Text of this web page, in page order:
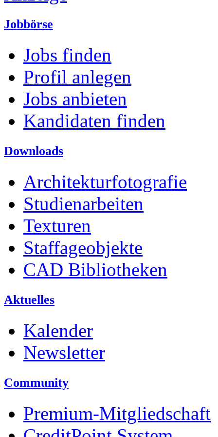
Jobbörse
Jobs finden
Profil anlegen
Jobs anbieten
Kandidaten finden
Downloads
Architekturfotografie
Studienarbeiten
Texturen
Staffageobjekte
CAD Bibliotheken
Aktuelles
Kalender
Newsletter
Community
Premium-Mitgliedschaft